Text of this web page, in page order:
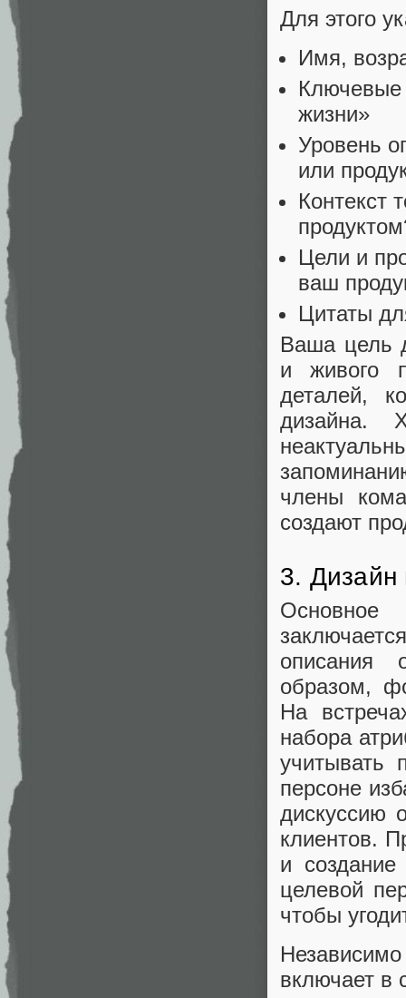
Для этого
Имя,
Ключевые
жизни»
Уровень
или
Контекст
Цели и
ваш
Цитаты
Ваша цель
и живого
деталей,
дизайна.
члены
создают
3. Дизайн
Основное
описания
образом,
На
набора
учитывать
персоне
дискуссию
клиентов.
и
целевой
чтобы
включает в